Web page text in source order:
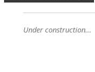
Under construction...